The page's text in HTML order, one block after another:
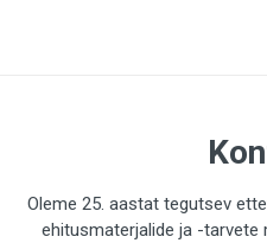
Oleme 25. aastat tegutsev
ehitusmaterjalide ja -tarvete